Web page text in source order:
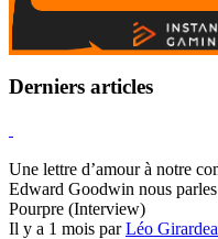
Derniers articles
Une lettre d’amour à notre
Edward Goodwin nous
Pourpre (Interview)
Il y a 1 mois parLéo